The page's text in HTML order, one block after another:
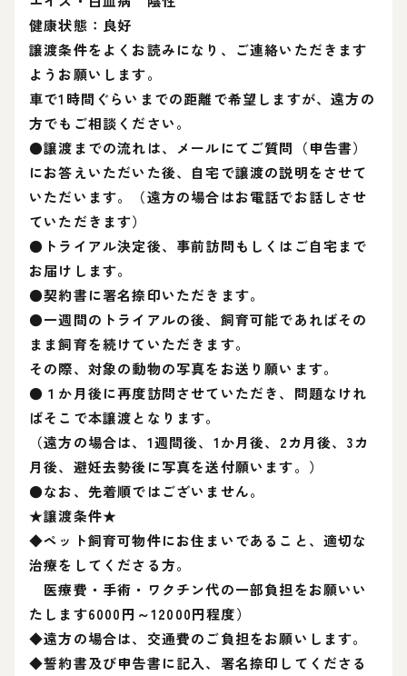
健康状態：良好
譲渡条件をよくお読みになり、ご連絡いただきます
ようお願いします。
車で1時間ぐらいまでの距離で希望しますが、遠方の
方でもご相談ください。
●譲渡までの流れは、メールにてご質問（申告書）
にお答えいただいた後、自宅で譲渡の説明をさせて
いただいます。（遠方の場合はお電話でお話しさせ
ていただきます）
●トライアル決定後、事前訪問もしくはご自宅まで
お届けします。
●契約書に署名捺印いただきます。
●一週間のトライアルの後、飼育可能であればその
まま飼育を続けていただきます。
その際、対象の動物の写真をお送り願います。
●１か月後に再度訪問させていただき、問題なけれ
ばそこで本譲渡となります。
（遠方の場合は、1週間後、1か月後、2カ月後、3カ
月後、避妊去勢後に写真を送付願います。）
●なお、先着順ではございません。
★譲渡条件★
◆ペット飼育可物件にお住まいであること、適切な
治療をしてくださる方。
医療費・手術・ワクチン代の一部負担をお願いい
たします6000円～12000円程度）
◆遠方の場合は、交通費のご負担をお願いします。
◆誓約書及び申告書に記入、署名捺印してくださる